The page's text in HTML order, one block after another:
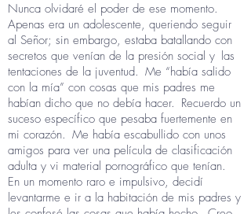
Nunca olvidaré el poder de ese momento.
Apenas era un adolescente, queriendo seguir
al Señor; sin embargo, estaba batallando con
secretos que venían de la presión social y las
tentaciones de la juventud. Me “había salido
con la mía” con cosas que mis padres me
habían dicho que no debía hacer. Recuerdo un
suceso específico que pesaba fuertemente en
mi corazón. Me había escabullido con unos
amigos para ver una película de clasificación
adulta y vi material pornográfico que tenían.
En un momento raro e impulsivo, decidí
levantarme e ir a la habitación de mis padres y